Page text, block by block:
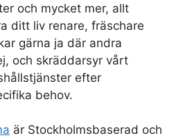
och mycket mer, allt
ditt liv renare, fräschare
gärna ja där andra
och skräddarsyr vårt
efter
behov.
är Stockholmsbaserad och